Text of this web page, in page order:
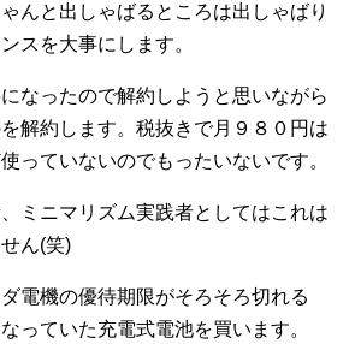
んと出しゃばるところは出しゃばり
スを大事にします。
なったので解約しようと思いながら
解約します。税抜きで月９８０円は
っていないのでもったいないです。
ミニマリズム実践者としてはこれは
ん(笑)
電機の優待期限がそろそろ切れる
っていた充電式電池を買います。